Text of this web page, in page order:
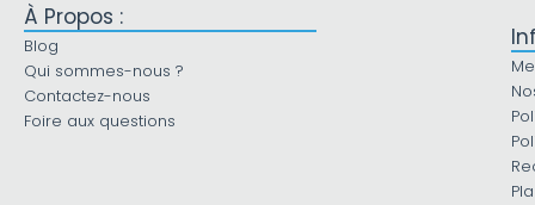
À Propos :
Blog
Qui sommes-nous ?
Contactez-nous
Foire aux questions